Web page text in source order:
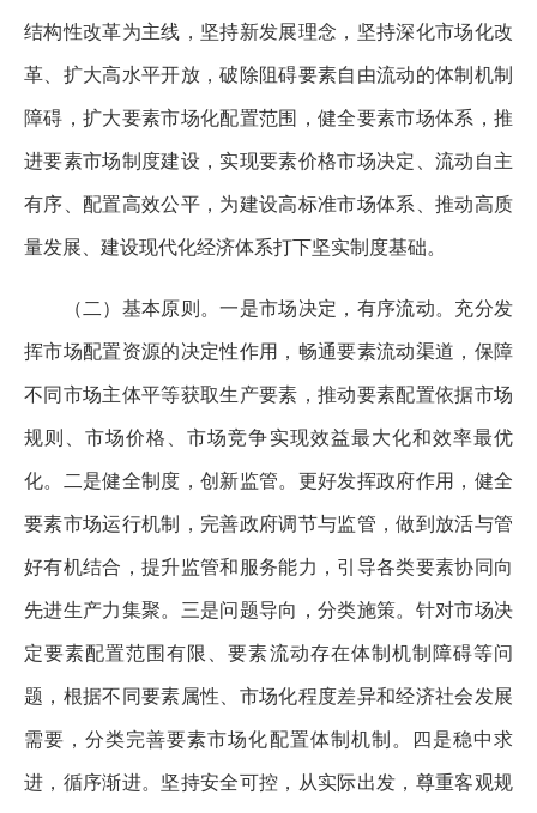
结构性改革为主线，坚持新发展理念，坚持深化市场化改
革、扩大高水平开放，破除阻碍要素自由流动的体制机制
障碍，扩大要素市场化配置范围，健全要素市场体系，推
进要素市场制度建设，实现要素价格市场决定、流动自主
有序、配置高效公平，为建设高标准市场体系、推动高质
量发展、建设现代化经济体系打下坚实制度基础。
（二）基本原则。一是市场决定，有序流动。充分发
挥市场配置资源的决定性作用，畅通要素流动渠道，保障
不同市场主体平等获取生产要素，推动要素配置依据市场
规则、市场价格、市场竞争实现效益最大化和效率最优
化。二是健全制度，创新监管。更好发挥政府作用，健全
要素市场运行机制，完善政府调节与监管，做到放活与管
好有机结合，提升监管和服务能力，引导各类要素协同向
先进生产力集聚。三是问题导向，分类施策。针对市场决
定要素配置范围有限、要素流动存在体制机制障碍等问
题，根据不同要素属性、市场化程度差异和经济社会发展
需要，分类完善要素市场化配置体制机制。四是稳中求
进，循序渐进。坚持安全可控，从实际出发，尊重客观规